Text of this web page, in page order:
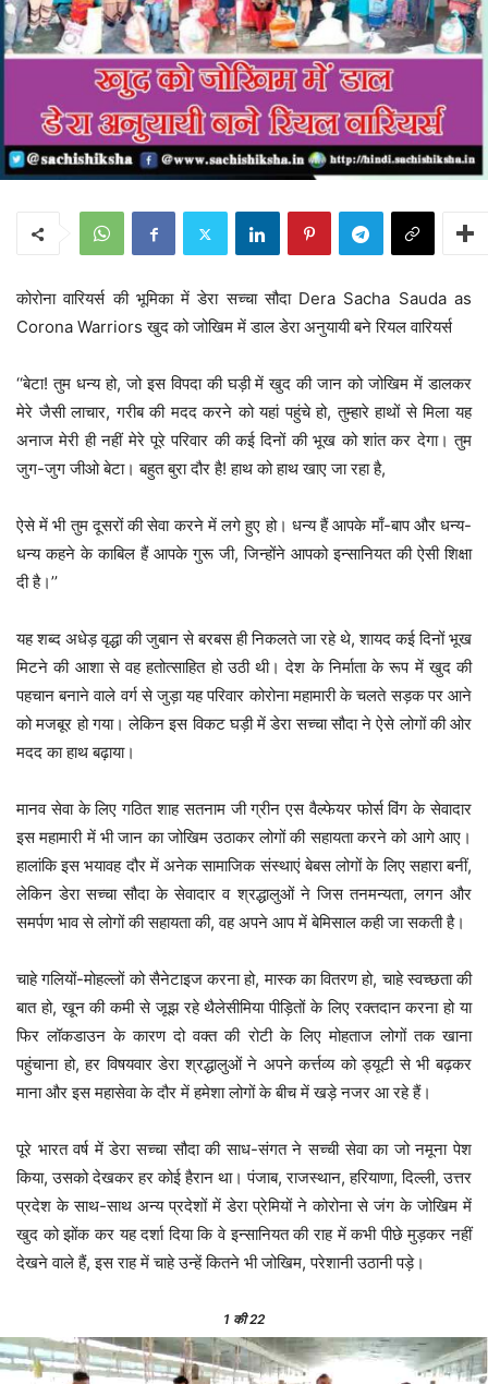
कोरोना वारियर्स की भूमिका में डेरा सच्चा सौदा Dera Sacha Sauda as
Corona Warriors खुद को जोखिम में डाल डेरा अनुयायी बने रियल वारियर्स
‘‘बेटा! तुम धन्य हो, जो इस विपदा की घड़ी में खुद की जान को जोखिम में डालकर
मेरे जैसी लाचार, गरीब की मदद करने को यहां पहुंचे हो, तुम्हारे हाथों से मिला यह
अनाज मेरी ही नहीं मेरे पूरे परिवार की कई दिनों की भूख को शांत कर देगा। तुम
जुग-जुग जीओ बेटा। बहुत बुरा दौर है! हाथ को हाथ खाए जा रहा है,
ऐसे में भी तुम दूसरों की सेवा करने में लगे हुए हो। धन्य हैं आपके माँ-बाप और धन्य-
धन्य कहने के काबिल हैं आपके गुरू जी, जिन्होंने आपको इन्सानियत की ऐसी शिक्षा
दी है।’’
यह शब्द अधेड़ वृद्धा की जुबान से बरबस ही निकलते जा रहे थे, शायद कई दिनों भूख
मिटने की आशा से वह हतोत्साहित हो उठी थी। देश के निर्माता के रूप में खुद की
पहचान बनाने वाले वर्ग से जुड़ा यह परिवार कोरोना महामारी के चलते सड़क पर आने
को मजबूर हो गया। लेकिन इस विकट घड़ी में डेरा सच्चा सौदा ने ऐसे लोगों की ओर
मदद का हाथ बढ़ाया।
मानव सेवा के लिए गठित शाह सतनाम जी ग्रीन एस वैल्फेयर फोर्स विंग के सेवादार
इस महामारी में भी जान का जोखिम उठाकर लोगों की सहायता करने को आगे आए।
हालांकि इस भयावह दौर में अनेक सामाजिक संस्थाएं बेबस लोगों के लिए सहारा बनीं,
लेकिन डेरा सच्चा सौदा के सेवादार व श्रद्धालुओं ने जिस तनमन्यता, लगन और
समर्पण भाव से लोगों की सहायता की, वह अपने आप में बेमिसाल कही जा सकती है।
चाहे गलियों-मोहल्लों को सैनेटाइज करना हो, मास्क का वितरण हो, चाहे स्वच्छता की
बात हो, खून की कमी से जूझ रहे थैलेसीमिया पीड़ितों के लिए रक्तदान करना हो या
फिर लॉकडाउन के कारण दो वक्त की रोटी के लिए मोहताज लोगों तक खाना
पहुंचाना हो, हर विषयवार डेरा श्रद्धालुओं ने अपने कर्त्तव्य को ड्यूटी से भी बढ़कर
माना और इस महासेवा के दौर में हमेशा लोगों के बीच में खड़े नजर आ रहे हैं।
पूरे भारत वर्ष में डेरा सच्चा सौदा की साध-संगत ने सच्ची सेवा का जो नमूना पेश
किया, उसको देखकर हर कोई हैरान था। पंजाब, राजस्थान, हरियाणा, दिल्ली, उत्तर
प्रदेश के साथ-साथ अन्य प्रदेशों में डेरा प्रेमियों ने कोरोना से जंग के जोखिम में
खुद को झोंक कर यह दर्शा दिया कि वे इन्सानियत की राह में कभी पीछे मुड़कर नहीं
देखने वाले हैं, इस राह में चाहे उन्हें कितने भी जोखिम, परेशानी उठानी पड़े।
1 की 22